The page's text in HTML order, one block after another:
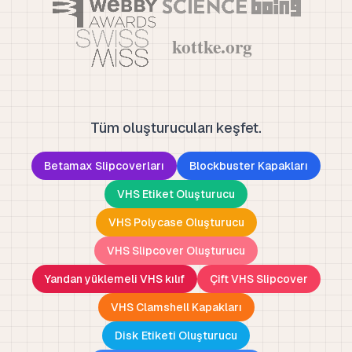
Tüm oluşturucuları keşfet.
Betamax Slipcoverları
Blockbuster Kapakları
VHS Etiket Oluşturucu
VHS Polycase Oluşturucu
VHS Slipcover Oluşturucu
Yandan yüklemeli VHS kılıf
Çift VHS Slipcover
VHS Clamshell Kapakları
Disk Etiketi Oluşturucu